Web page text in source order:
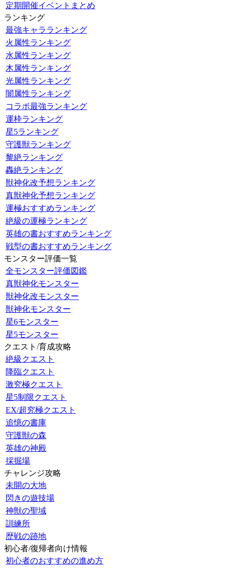
定期開催イベントまとめ
ランキング
最強キャラランキング
火属性ランキング
水属性ランキング
木属性ランキング
光属性ランキング
闇属性ランキング
コラボ最強ランキング
運枠ランキング
星5ランキング
守護獣ランキング
黎絶ランキング
轟絶ランキング
獣神化改予想ランキング
真獣神化予想ランキング
運極おすすめランキング
絶級の運極ランキング
英雄の書おすすめランキング
戦型の書おすすめランキング
モンスター評価一覧
全モンスター評価図鑑
真獣神化モンスター
獣神化改モンスター
獣神化モンスター
星6モンスター
星5モンスター
クエスト/育成攻略
絶級クエスト
降臨クエスト
激究極クエスト
星5制限クエスト
EX/超究極クエスト
追憶の書庫
守護獣の森
英雄の神殿
採掘場
チャレンジ攻略
未開の大地
閃きの遊技場
神獣の聖域
訓練所
歴戦の跡地
初心者/復帰者向け情報
初心者のおすすめの進め方